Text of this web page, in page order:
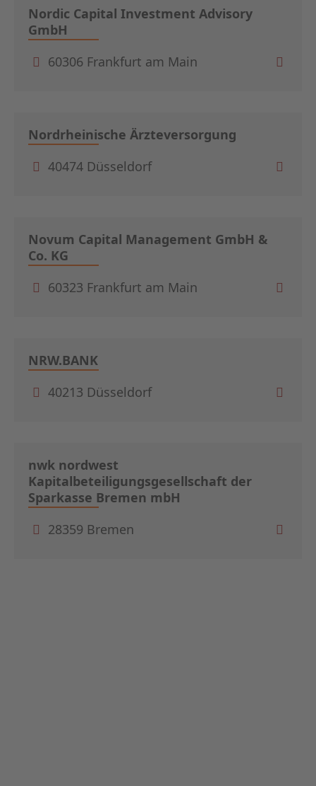
Nordic Capital Investment Advisory
GmbH
60306 Frankfurt am Main
Nordrheinische Ärzteversorgung
40474 Düsseldorf
Novum Capital Management GmbH &
Co. KG
60323 Frankfurt am Main
NRW.BANK
40213 Düsseldorf
nwk nordwest
Kapitalbeteiligungsgesellschaft der
Sparkasse Bremen mbH
28359 Bremen